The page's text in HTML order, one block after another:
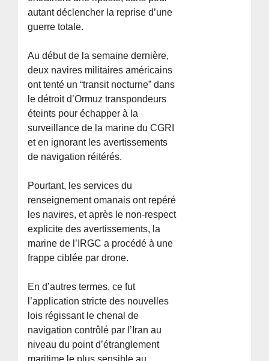
autant déclencher la reprise d’une
guerre totale.
Au début de la semaine dernière,
deux navires militaires américains
ont tenté un “transit nocturne” dans
le détroit d’Ormuz transpondeurs
éteints pour échapper à la
surveillance de la marine du CGRI
et en ignorant les avertissements
de navigation réitérés.
Pourtant, les services du
renseignement omanais ont repéré
les navires, et après le non-respect
explicite des avertissements, la
marine de l’IRGC a procédé à une
frappe ciblée par drone.
En d’autres termes, ce fut
l’application stricte des nouvelles
lois régissant le chenal de
navigation contrôlé par l’Iran au
niveau du point d’étranglement
maritime le plus sensible au